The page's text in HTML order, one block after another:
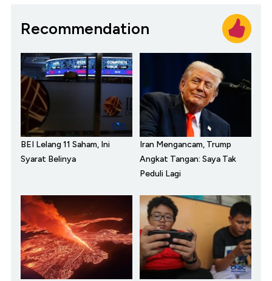
Recommendation
BEI Lelang 11 Saham, Ini
Syarat Belinya
Iran Mengancam, Trump
Angkat Tangan: Saya Tak
Peduli Lagi